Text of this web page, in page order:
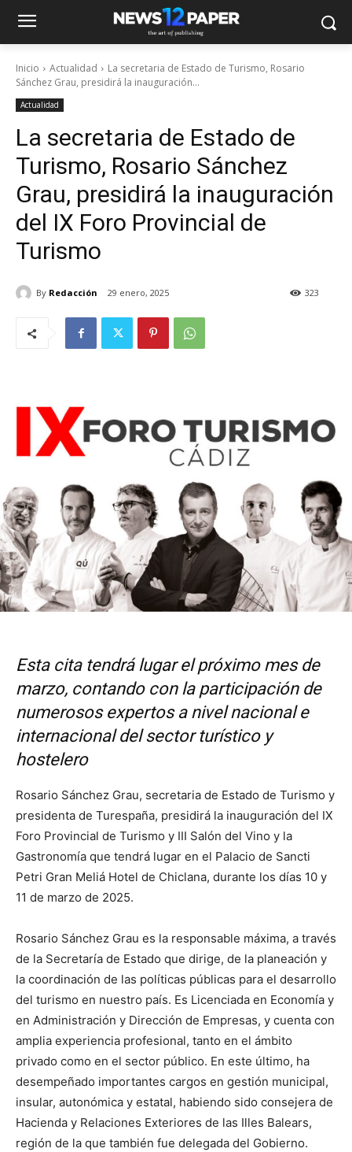
Inicio Actualidad
La secretaria de Estado de Turismo, Rosario
Sánchez Grau, presidirá la inauguración...
Actualidad
La secretaria de Estado de
Turismo, Rosario Sánchez
Grau, presidirá la inauguración
del IX Foro Provincial de
Turismo
By Redacción 29 enero, 2025 323
Esta cita tendrá lugar el próximo mes de
marzo, contando con la participación de
numerosos expertos a nivel nacional e
internacional del sector turístico y
hostelero
Rosario Sánchez Grau, secretaria de Estado de Turismo y
presidenta de Turespaña, presidirá la inauguración del IX
Foro Provincial de Turismo y III Salón del Vino y la
Gastronomía que tendrá lugar en el Palacio de Sancti
Petri Gran Meliá Hotel de Chiclana, durante los días 10 y
11 de marzo de 2025.
Rosario Sánchez Grau es la responsable máxima, a través
de la Secretaría de Estado que dirige, de la planeación y
la coordinación de las políticas públicas para el desarrollo
del turismo en nuestro país. Es Licenciada en Economía y
en Administración y Dirección de Empresas, y cuenta con
amplia experiencia profesional, tanto en el ámbito
privado como en el sector público. En este último, ha
desempeñado importantes cargos en gestión municipal,
insular, autonómica y estatal, habiendo sido consejera de
Hacienda y Relaciones Exteriores de las Illes Balears,
región de la que también fue delegada del Gobierno.